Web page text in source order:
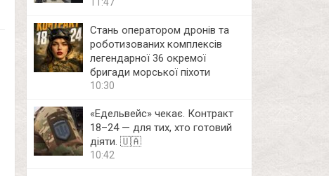
Стань оператором дронів та
роботизованих комплексів
легендарної 36 окремої
бригади морської піхоти
10:30
«Едельвейс» чекає. Контракт
18–24 — для тих, хто готовий
діяти. 🇺🇦
10:42